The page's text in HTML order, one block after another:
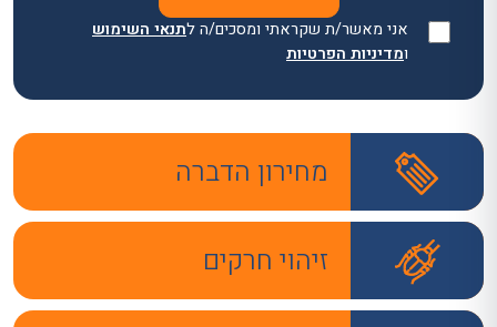
אני מאשר/ת שקראתי ומסכים/ה לתנאי השימוש
ומדיניות הפרטיות
מחירון הדברה
זיהוי חרקים